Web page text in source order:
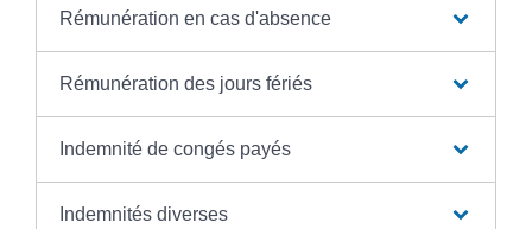
Rémunération en cas d'absence
Rémunération des jours fériés
Indemnité de congés payés
Indemnités diverses